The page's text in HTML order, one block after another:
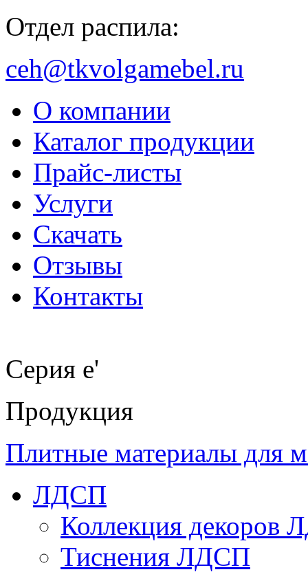
Отдел распила:
ceh@tkvolgamebel.ru
О компании
Каталог продукции
Прайс-листы
Услуги
Скачать
Отзывы
Контакты
Серия e'
Продукция
Плитные материалы для
ЛДСП
Коллекция декоров
Тиснения ЛДСП